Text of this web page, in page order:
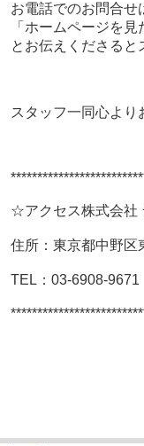
お電話でのお問合せ
「ホームページを見
とお伝えくださると
スタッフ一同心より
☆アクセス株式会
住所：東京都中野区
TEL： 03-6908-